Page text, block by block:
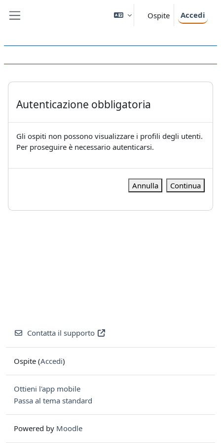
Ospite Accedi
Autenticazione obbligatoria
Gli ospiti non possono visualizzare i profili degli utenti.
Per proseguire è necessario autenticarsi.
Annulla Continua
Contatta il supporto
Ospite (Accedi)
Ottieni l'app mobile
Passa al tema standard
Powered by Moodle